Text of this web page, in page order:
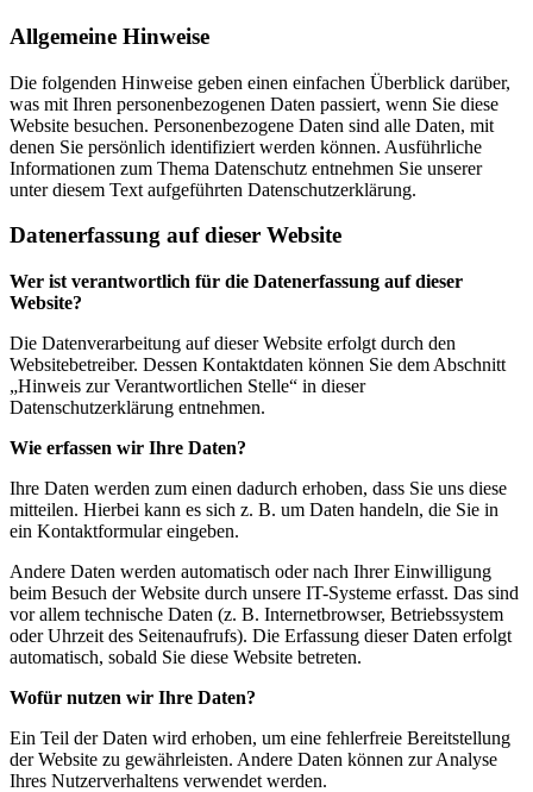
Allgemeine Hinweise
Die folgenden Hinweise geben einen einfachen Überblick darüber,
was mit Ihren personenbezogenen Daten passiert, wenn Sie diese
Website besuchen. Personenbezogene Daten sind alle Daten, mit
denen Sie persönlich identifiziert werden können. Ausführliche
Informationen zum Thema Datenschutz entnehmen Sie unserer
unter diesem Text aufgeführten Datenschutzerklärung.
Datenerfassung auf dieser Website
Wer ist verantwortlich für die Datenerfassung auf dieser
Website?
Die Datenverarbeitung auf dieser Website erfolgt durch den
Websitebetreiber. Dessen Kontaktdaten können Sie dem Abschnitt
„Hinweis zur Verantwortlichen Stelle“ in dieser
Datenschutzerklärung entnehmen.
Wie erfassen wir Ihre Daten?
Ihre Daten werden zum einen dadurch erhoben, dass Sie uns diese
mitteilen. Hierbei kann es sich z. B. um Daten handeln, die Sie in
ein Kontaktformular eingeben.
Andere Daten werden automatisch oder nach Ihrer Einwilligung
beim Besuch der Website durch unsere IT-Systeme erfasst. Das sind
vor allem technische Daten (z. B. Internetbrowser, Betriebssystem
oder Uhrzeit des Seitenaufrufs). Die Erfassung dieser Daten erfolgt
automatisch, sobald Sie diese Website betreten.
Wofür nutzen wir Ihre Daten?
Ein Teil der Daten wird erhoben, um eine fehlerfreie Bereitstellung
der Website zu gewährleisten. Andere Daten können zur Analyse
Ihres Nutzerverhaltens verwendet werden.